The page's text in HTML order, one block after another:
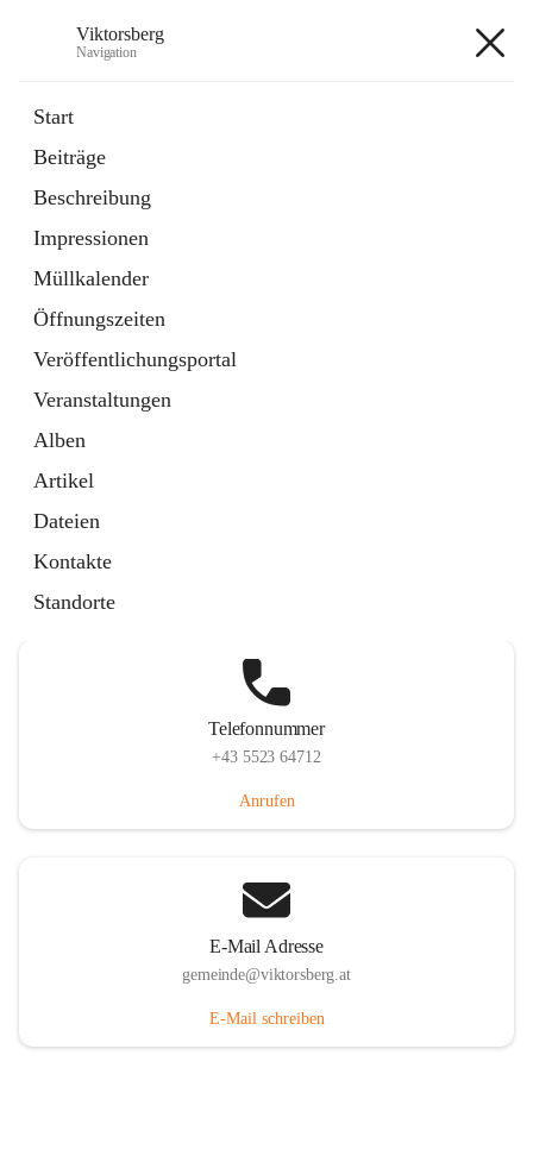
Viktorsberg
Navigation
Start
Beiträge
Beschreibung
Impressionen
Müllkalender
Öffnungszeiten
Veröffentlichungsportal
Veranstaltungen
Alben
Artikel
Dateien
Kontakte
Standorte
1 Schnellzugriff
Bürgerservice
10 Schnellzugriffe
Telefonnummer
+43 5523 64712
Anrufen
E-Mail Adresse
gemeinde@viktorsberg.at
E-Mail schreiben